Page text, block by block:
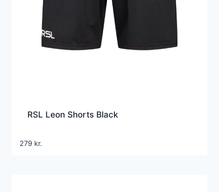
RSL Leon Shorts Black
279 kr.